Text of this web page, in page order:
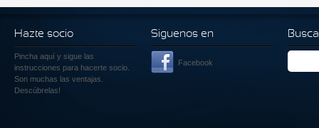
Hazte socio
Pincha aquí y sigue las
instrucciones para hacerte socio.
Son muchas las ventajas.
Descúbrelas!
Siguenos en
Facebook